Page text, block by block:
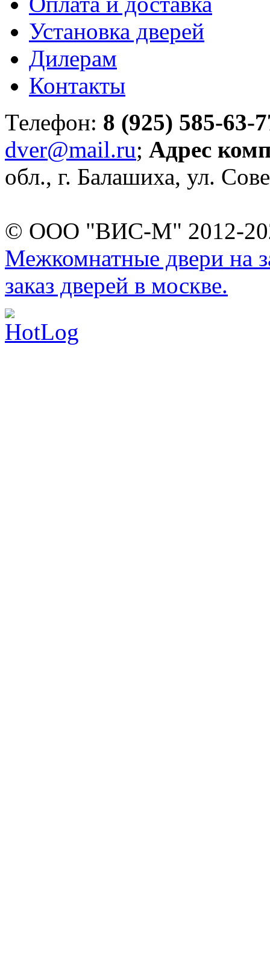
Установка дверей
Дилерам
Контакты
Телефон: 8 (925) 585-63-
dver@mail.ru; Адрес
обл., г. Балашиха, ул.
© ООО "ВИС-М" 2012-
Межкомнатные двери на
заказ дверей в москве.